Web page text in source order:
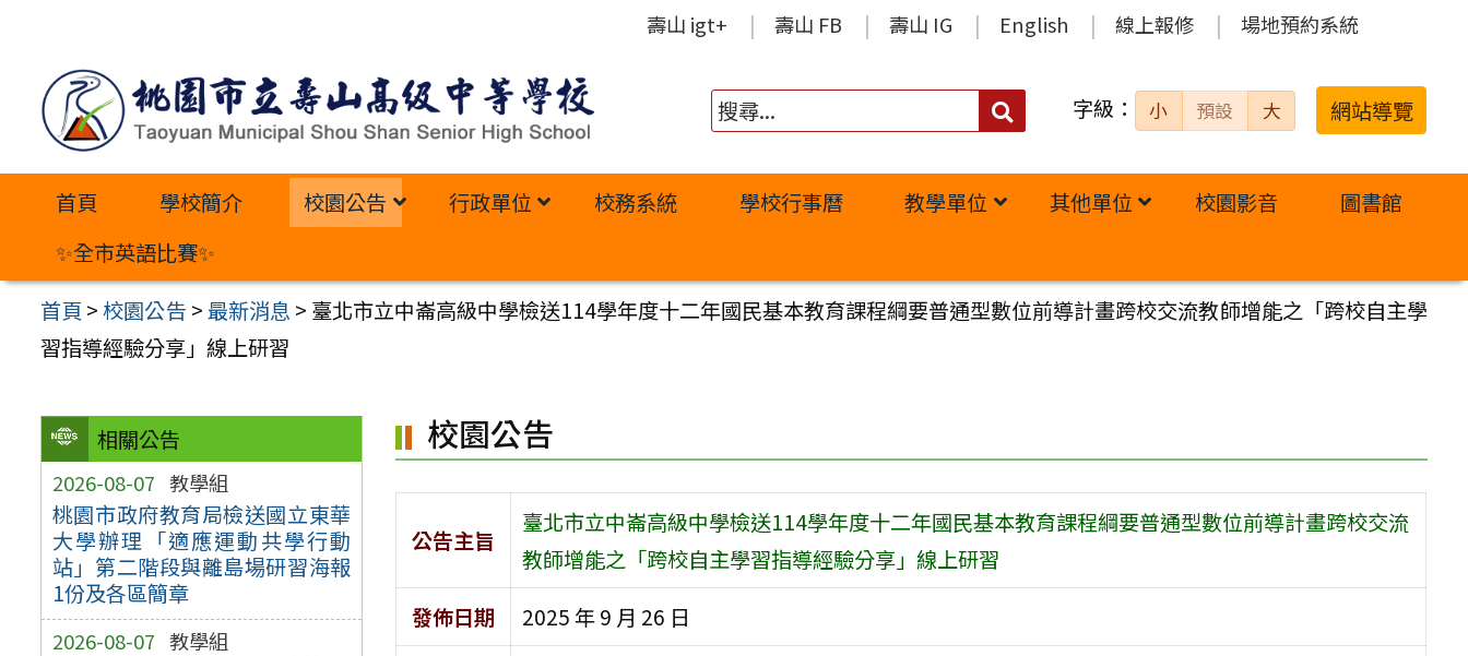
內
壽山 igt+ 壽山 FB 壽山 IG English 線上報修 場地預約系統
搜
字級： 小 預設 大 網站導覽
首頁 學校簡介 校園公告 行政單位 校務系統 學校行事曆 教學單位 其他單位 校園影音
圖書館
✨全市英語比賽✨
首頁 >校園公告 >最新消息 > 臺北市立中崙高級中學檢送114學年度十二年國民基本教育課程綱要普通型數位前導計畫跨校交流教師增能之「跨校自主學
習指導經驗分享」線上研習
相關公告
2026-08-07 教學組
桃園市政府教育局檢送國立東華
大學辦理「適應運動共學行動
站」第二階段與離島場研習海報
1份及各區簡章
2026-08-07 教學組
校園公告
公告主旨
臺北市立中崙高級中學檢送114學年度十二年國民基本教育課程綱要普通型數位前導計畫跨校交流
教師增能之「跨校自主學習指導經驗分享」線上研習
發佈日期
2025 年 9 月 26 日